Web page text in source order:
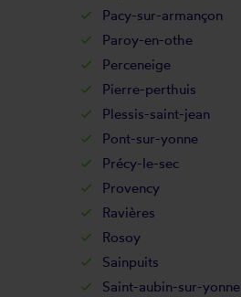
Pacy-sur-armançon
Paroy-en-othe
Perceneige
Pierre-perthuis
Plessis-saint-jean
Pont-sur-yonne
Précy-le-sec
Provency
Ravières
Rosoy
Sainpuits
Saint-aubin-sur-yonne